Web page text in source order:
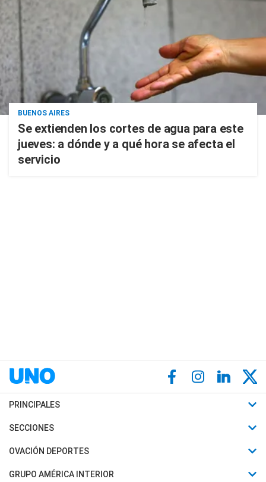
BUENOS AIRES
Se extienden los cortes de agua para este
jueves: a dónde y a qué hora se afecta el
servicio
PRINCIPALES
Últimas Noticias
Política
SECCIONES
Horóscopo
Motores
OVACIÓN DEPORTES
Fútbol
GRUPO AMÉRICA INTERIOR